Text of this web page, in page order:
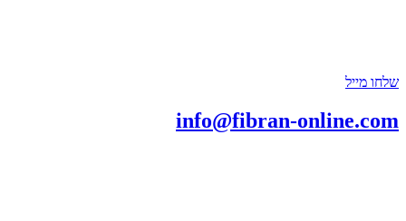
שלחו מייל
info@fibran-online.com